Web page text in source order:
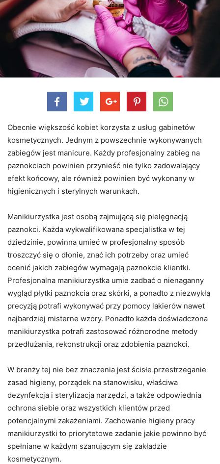
Obecnie większość kobiet korzysta z usług gabinetów
kosmetycznych. Jednym z powszechnie wykonywanych
zabiegów jest manicure. Każdy profesjonalny zabieg na
paznokciach powinien przynieść nie tylko zadowalający
efekt końcowy, ale również powinien być wykonany w
higienicznych i sterylnych warunkach.
Manikiurzystka jest osobą zajmującą się pielęgnacją
paznokci. Każda wykwalifikowana specjalistka w tej
dziedzinie, powinna umieć w profesjonalny sposób
troszczyć się o dłonie, znać ich potrzeby oraz umieć
ocenić jakich zabiegów wymagają paznokcie klientki.
Profesjonalna manikiurzystka umie zadbać o nienaganny
wygląd płytki paznokcia oraz skórki, a ponadto z niezwykłą
precyzją potrafi wykonywać przy pomocy lakierów nawet
najbardziej misterne wzory. Ponadto każda doświadczona
manikiurzystka potrafi zastosować różnorodne metody
przedłużania, rekonstrukcji oraz zdobienia paznokci.
W branży tej nie bez znaczenia jest ścisłe przestrzeganie
zasad higieny, porządek na stanowisku, właściwa
dezynfekcja i sterylizacja narzędzi, a także odpowiednia
ochrona siebie oraz wszystkich klientów przed
potencjalnymi zakażeniami. Zachowanie higieny pracy
manikiurzystki to priorytetowe zadanie jakie powinno być
spełniane w każdym szanującym się zakładzie
kosmetycznym.